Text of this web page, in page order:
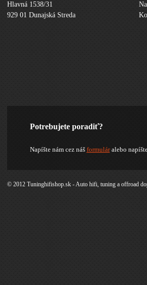
Hlavná 1538/31
929 01 Dunajská Streda
Potrebujete poradiť?
Napíšte nám cez náš formuláralebo
© 2012 Tuninghifishop.sk - Auto hifi, tuning a offroad